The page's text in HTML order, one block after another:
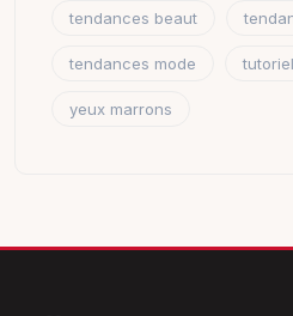
tendances beaut
tendances mode
yeux marrons